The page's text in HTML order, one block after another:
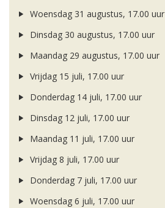
Woensdag 31 augustus, 17.00 uur
Dinsdag 30 augustus, 17.00 uur
Maandag 29 augustus, 17.00 uur
Vrijdag 15 juli, 17.00 uur
Donderdag 14 juli, 17.00 uur
Dinsdag 12 juli, 17.00 uur
Maandag 11 juli, 17.00 uur
Vrijdag 8 juli, 17.00 uur
Donderdag 7 juli, 17.00 uur
Woensdag 6 juli, 17.00 uur